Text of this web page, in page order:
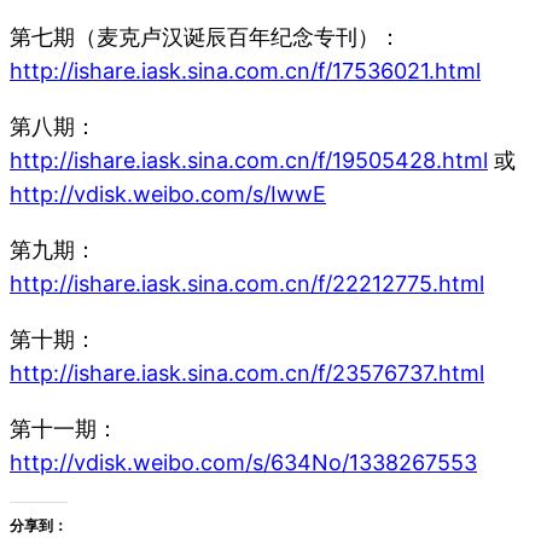
第七期（麦克卢汉诞辰百年纪念专刊）：
http://ishare.iask.sina.com.cn/f/17536021.html
第八期：
http://ishare.iask.sina.com.cn/f/19505428.html 或
http://vdisk.weibo.com/s/IwwE
第九期：
http://ishare.iask.sina.com.cn/f/22212775.html
第十期：
http://ishare.iask.sina.com.cn/f/23576737.html
第十一期：
http://vdisk.weibo.com/s/634No/1338267553
分享到：